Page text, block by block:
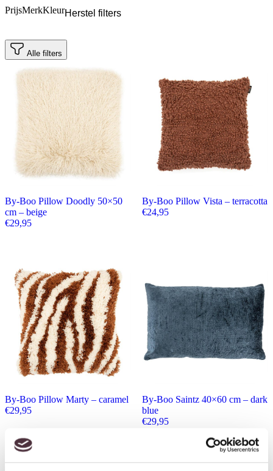
PrijsMerkKleurHerstel filters
Alle filters
By-Boo Pillow Doodly 50×50
cm – beige
€29,95
By-Boo Pillow Vista – terracotta
€24,95
By-Boo Pillow Marty – caramel
€29,95
By-Boo Saintz 40×60 cm – dark
blue
€29,95